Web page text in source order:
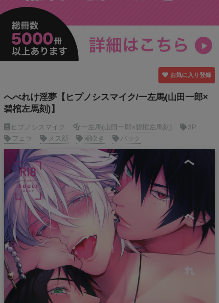
お気に入り登録
へべれけ淫夢【ヒプノシスマイク/一左馬(山田一郎×
碧棺左馬刻)】
ヒプノシスマイク 一左馬(山田一郎×碧棺左馬刻)
3P
フェラ
メス顔 潮吹き バック